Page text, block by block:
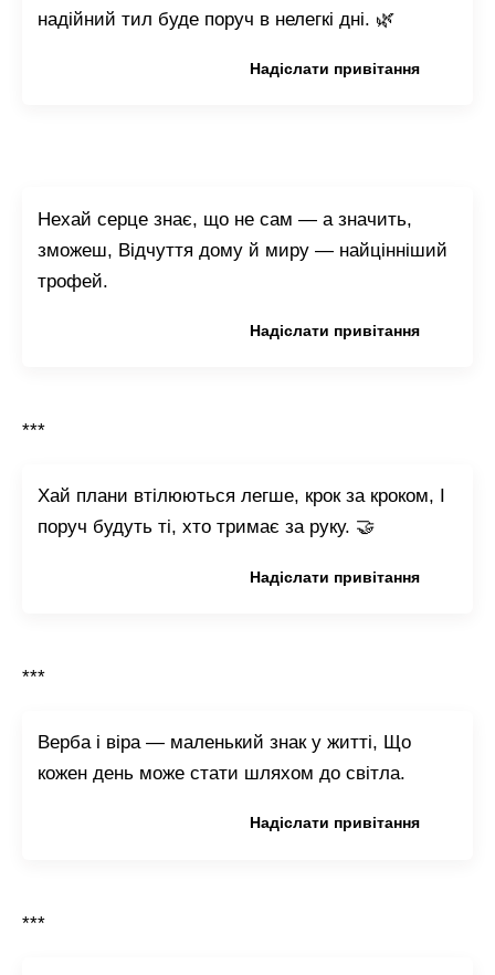
надійний тил буде поруч в нелегкі дні. 🌿
Надіслати привітання
Нехай серце знає, що не сам — а значить,
зможеш, Відчуття дому й миру — найцінніший
трофей.
Надіслати привітання
***
Хай плани втілюються легше, крок за кроком, І
поруч будуть ті, хто тримає за руку. 🤝
Надіслати привітання
***
Верба і віра — маленький знак у житті, Що
кожен день може стати шляхом до світла.
Надіслати привітання
***